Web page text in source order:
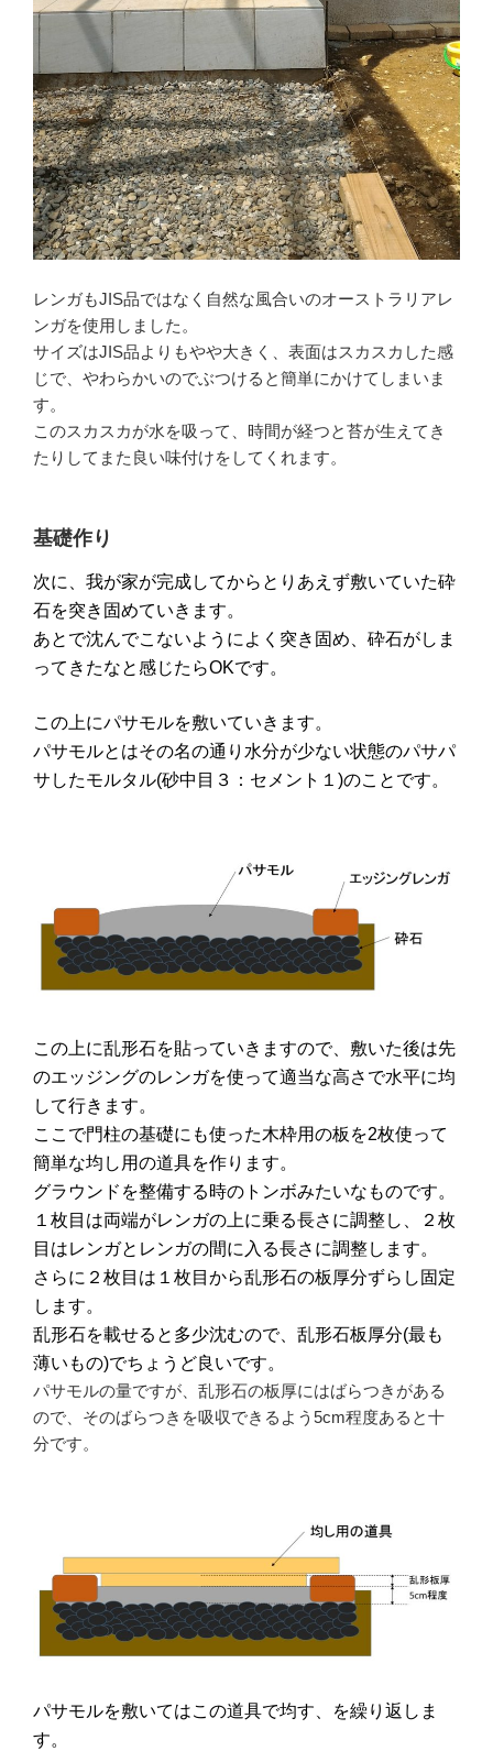
レンガもJIS品ではなく自然な風合いのオーストラリアレ
ンガを使用しました。
サイズはJIS品よりもやや大きく、表面はスカスカした感
じで、やわらかいのでぶつけると簡単にかけてしまいま
す。
このスカスカが水を吸って、時間が経つと苔が生えてき
たりしてまた良い味付けをしてくれます。
基礎作り
次に、我が家が完成してからとりあえず敷いていた砕
石を突き固めていきます。
あとで沈んでこないようによく突き固め、砕石がしま
ってきたなと感じたらOKです。
この上にパサモルを敷いていきます。
パサモルとはその名の通り水分が少ない状態のパサパ
サしたモルタル(砂中目３：セメント１ )のことです。
この上に乱形石を貼っていきますので、敷いた後は先
のエッジングのレンガを使って適当な高さで水平に均
して行きます。
ここで門柱の基礎にも使った木枠用の板を2枚使って
簡単な均し用の道具を作ります。
グラウンドを整備する時のトンボみたいなものです。
１枚目は両端がレンガの上に乗る長さに調整し、２枚
目はレンガとレンガの間に入る長さに調整します。
さらに２枚目は１枚目から乱形石の板厚分ずらし固定
します。
乱形石を載せると多少沈むので、乱形石板厚分(最も
薄いもの)でちょうど良いです。
パサモルの量ですが、乱形石の板厚にはばらつきがある
ので、そのばらつきを吸収できるよう5cm程度あると十
分です。
パサモルを敷いてはこの道具で均す、を繰り返しま
す。